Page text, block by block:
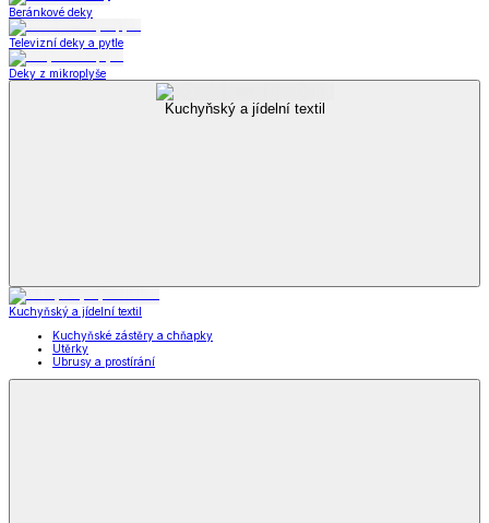
Beránkové deky
Televizní deky a pytle
Deky z mikroplyše
Kuchyňský a jídelní textil
Kuchyňský a jídelní textil
Kuchyňské zástěry a chňapky
Utěrky
Ubrusy a prostírání